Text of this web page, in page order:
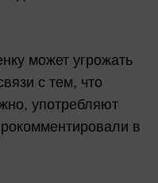
может угрожать
с тем, что
употребляют
в